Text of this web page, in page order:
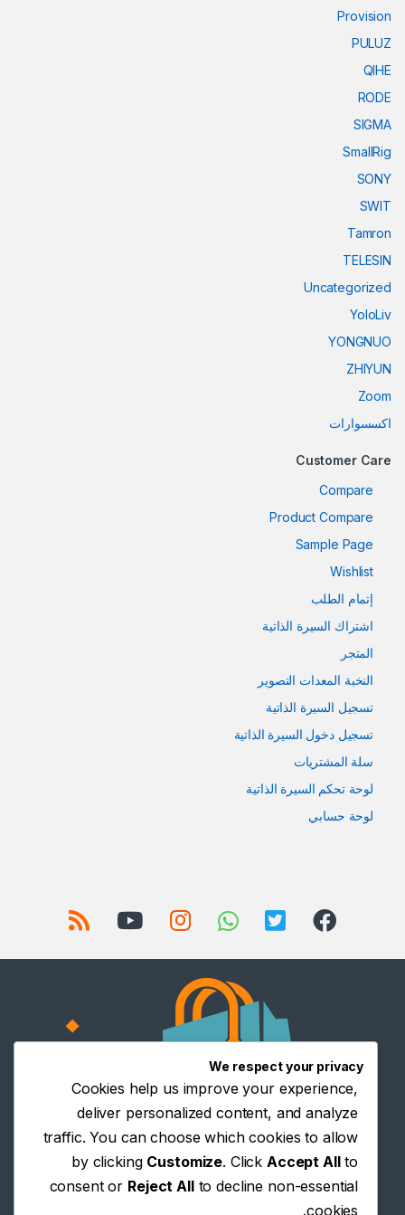
Provision
PULUZ
QIHE
RODE
SIGMA
SmallRig
SONY
SWIT
Tamron
TELESIN
Uncategorized
YoloLiv
YONGNUO
ZHIYUN
Zoom
اكسسوارات
Customer Care
Compare
Product Compare
Sample Page
Wishlist
إتمام الطلب
اشتراك السيرة الذاتية
المتجر
النخبة المعدات التصوير
تسجيل السيرة الذاتية
تسجيل دخول السيرة الذاتية
سلة المشتريات
لوحة تحكم السيرة الذاتية
لوحة حسابي
We respect your privacy
Cookies help us improve your experience,
deliver personalized content, and analyze
traffic. You can choose which cookies to allow
by clicking Customize. Click Accept Allto
consent or Reject Allto decline non-essential
cookies.